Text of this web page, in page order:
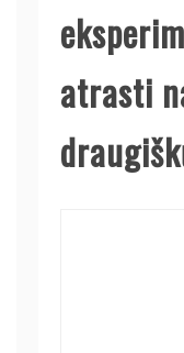
atrasti